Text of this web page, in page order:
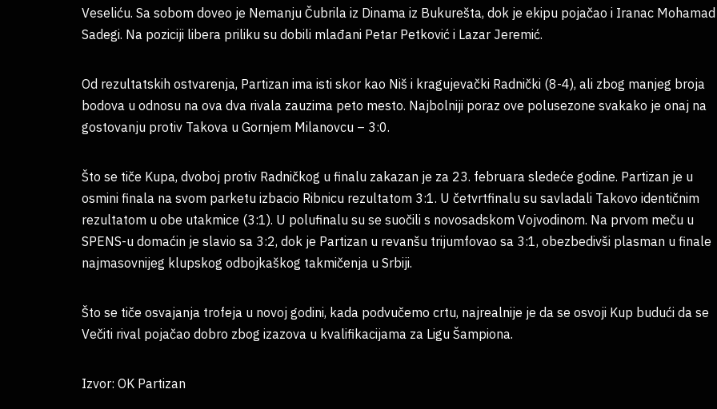
Veseliću. Sa sobom doveo je Nemanju Čubrila iz Dinama iz Bukurešta, dok je ekipu pojačao i Iranac Mohamad
Sadegi. Na poziciji libera priliku su dobili mlađani Petar Petković i Lazar Jeremić.
Od rezultatskih ostvarenja, Partizan ima isti skor kao Niš i kragujevački Radnički (8-4), ali zbog manjeg broja
bodova u odnosu na ova dva rivala zauzima peto mesto. Najbolniji poraz ove polusezone svakako je onaj na
gostovanju protiv Takova u Gornjem Milanovcu – 3:0.
Što se tiče Kupa, dvoboj protiv Radničkog u finalu zakazan je za 23. februara sledeće godine. Partizan je u
osmini finala na svom parketu izbacio Ribnicu rezultatom 3:1. U četvrtfinalu su savladali Takovo identičnim
rezultatom u obe utakmice (3:1). U polufinalu su se suočili s novosadskom Vojvodinom. Na prvom meču u
SPENS-u domaćin je slavio sa 3:2, dok je Partizan u revanšu trijumfovao sa 3:1, obezbedivši plasman u finale
najmasovnijeg klupskog odbojkaškog takmičenja u Srbiji.
Što se tiče osvajanja trofeja u novoj godini, kada podvučemo crtu, najrealnije je da se osvoji Kup budući da se
Večiti rival pojačao dobro zbog izazova u kvalifikacijama za Ligu Šampiona.
Izvor: OK Partizan